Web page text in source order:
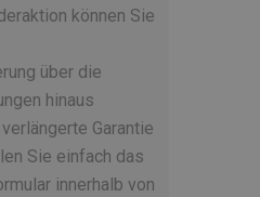
können Sie
über die
hinaus
Garantie
Sie einfach das
innerhalb von